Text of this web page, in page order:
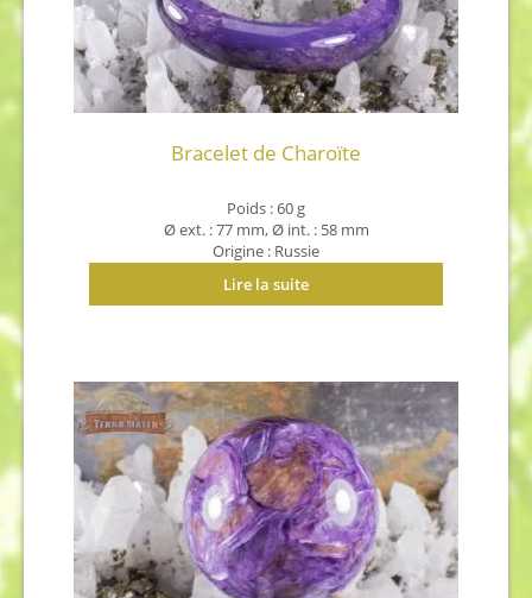
Bracelet de Charoïte
Poids : 60 g
Ø ext. : 77 mm,Ø int. : 58 mm
Origine : Russie
Lire la suite